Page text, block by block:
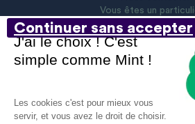
Continuer sans accepter
J'ai le choix ! C'est
simple comme Mint !
Les cookies c'est pour mieux vous
servir, et vous avez le droit de choisir.
Vous êtes un